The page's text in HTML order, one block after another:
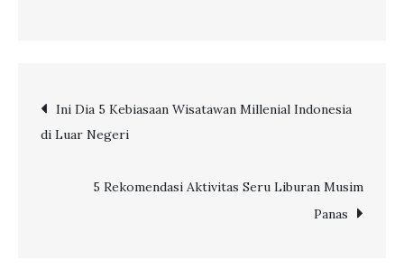
Penghargaan
dari
Post
navigation
Ini Dia 5 Kebiasaan Wisatawan Millenial Indonesia
di Luar Negeri
5 Rekomendasi Aktivitas Seru Liburan Musim
Panas